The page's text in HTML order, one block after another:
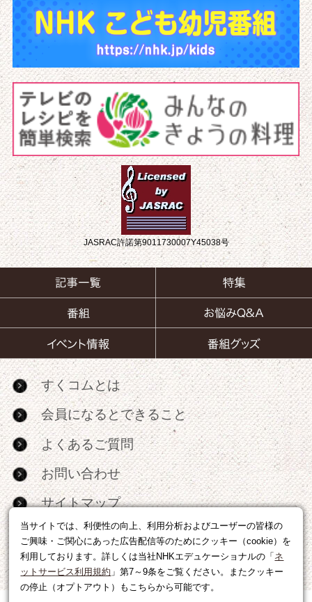
当サイトでは、利便性の向上、利用分析およびユーザーの皆様の
ご興味・ご関心にあった広告配信等のためにクッキー（cookie）を
利用しております。詳しくは当社NHKエデュケーショナルの「 ネ
ットサービス利用規約 」第7～9条をご覧ください。またクッキー
の停止（オプトアウト）もこちらから可能です。
JASRAC許諾第9011730007Y45038号
すくコムとは
会員になるとできること
よくあるご質問
お問い合わせ
サイトマップ
RSS
広告出稿・パートナーシップについて